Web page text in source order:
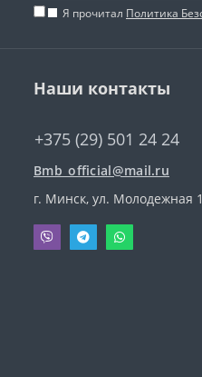
Я прочитал Политика
Наши контакты
+375 (29) 501 24 24
Bmb_official@mail.ru
г. Минск, ул. Молодежная 1